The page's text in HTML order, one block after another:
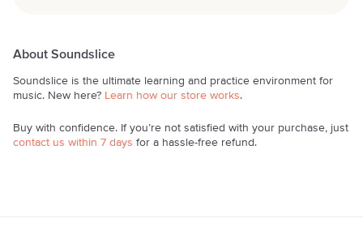
About Soundslice
Soundslice is the ultimate learning and practice environment for
music. New here? Learn how our store works.
Buy with confidence. If you’re not satisfied with your purchase, just
contact us within 7 days for a hassle-free refund.